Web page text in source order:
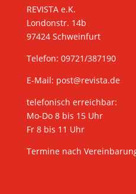
REVISTA e.K.
Londonstr. 14b
97424 Schweinfurt
Telefon: 09721/387190
E-Mail: post@revista.de
telefonisch erreichbar:
Mo-Do 8 bis 15 Uhr
Fr 8 bis 11 Uhr
Termine nach